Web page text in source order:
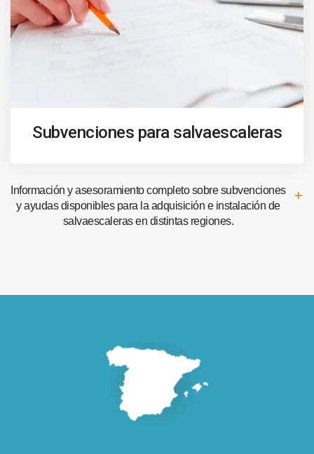
Subvenciones para salvaescaleras
Información y asesoramiento completo sobre subvenciones
y ayudas disponibles para la adquisición e instalación de
salvaescaleras en distintas regiones.